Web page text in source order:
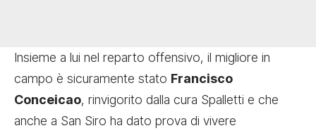
Insieme a lui nel reparto offensivo, il migliore in
campo è sicuramente stato Francisco
Conceicao, rinvigorito dalla cura Spalletti e che
anche a San Siro ha dato prova di vivere